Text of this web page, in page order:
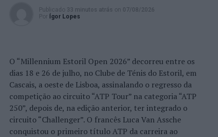
Publicado 33 minutos atrás on 07/08/2026
Por
Ígor Lopes
O “Millennium Estoril Open 2026” decorreu entre os
dias 18 e 26 de julho, no Clube de Ténis do Estoril, em
Cascais, a oeste de Lisboa, assinalando o regresso da
competição ao circuito “ATP Tour” na categoria “ATP
250”, depois de, na edição anterior, ter integrado o
circuito “Challenger”. O francês Luca Van Assche
conquistou o primeiro título ATP da carreira ao